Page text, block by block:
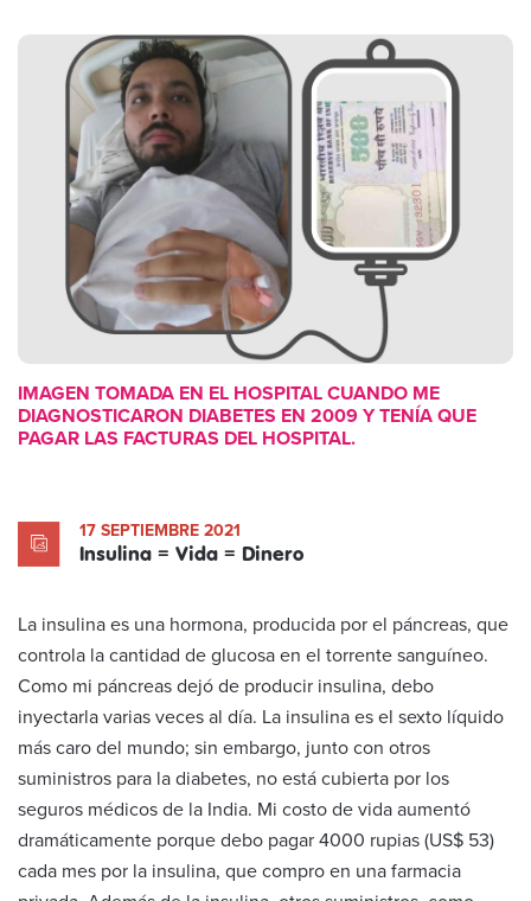
IMAGEN TOMADA EN EL HOSPITAL CUANDO ME
DIAGNOSTICARON DIABETES EN 2009 Y TENÍA QUE
PAGAR LAS FACTURAS DEL HOSPITAL.
17 SEPTIEMBRE 2021
Insulina = Vida = Dinero
La insulina es una hormona, producida por el páncreas, que
controla la cantidad de glucosa en el torrente sanguíneo.
Como mi páncreas dejó de producir insulina, debo
inyectarla varias veces al día. La insulina es el sexto líquido
más caro del mundo; sin embargo, junto con otros
suministros para la diabetes, no está cubierta por los
seguros médicos de la India. Mi costo de vida aumentó
dramáticamente porque debo pagar 4000 rupias (US$ 53)
cada mes por la insulina, que compro en una farmacia